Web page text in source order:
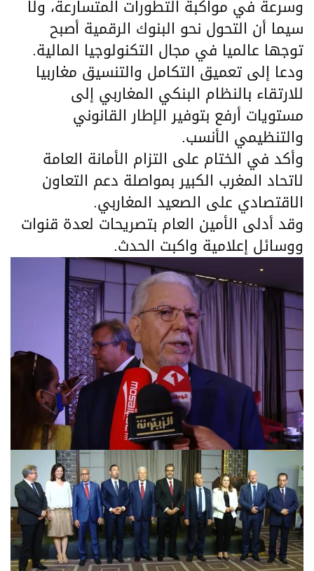
وسرعة في مواكبة التطورات المتسارعة، ولا
سيما أن التحول نحو البنوك الرقمية أصبح
توجها عالميا في مجال التكنولوجيا المالية.
ودعا إلى تعميق التكامل والتنسيق مغاربيا
للارتقاء بالنظام البنكي المغاربي إلى
مستويات أرفع بتوفير الإطار القانوني
والتنظيمي الأنسب.
وأكد في الختام على التزام الأمانة العامة
لاتحاد المغرب الكبير بمواصلة دعم التعاون
الاقتصادي على الصعيد المغاربي.
وقد أدلى الأمين العام بتصريحات لعدة قنوات
ووسائل إعلامية واكبت الحدث.